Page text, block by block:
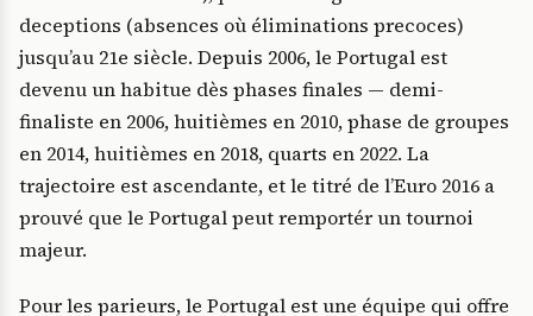
deceptions (absences où éliminations precoces)
jusqu’au 21e siècle. Depuis 2006, le Portugal est
devenu un habitue dès phases finales — demi-
finaliste en 2006, huitièmes en 2010, phase de groupes
en 2014, huitièmes en 2018, quarts en 2022. La
trajectoire est ascendante, et le titré de l’Euro 2016 a
prouvé que le Portugal peut remportér un tournoi
majeur.
Pour les parieurs, le Portugal est une équipe qui offre